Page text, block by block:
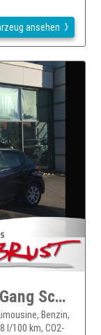
ansehen
PEUGEOT 208 208 61KW 5 Gang Schaltwagen Euro 6 Bluetooth Klima Einparkhilfe el. Fenster
Benzin,
l/100 km, CO2-